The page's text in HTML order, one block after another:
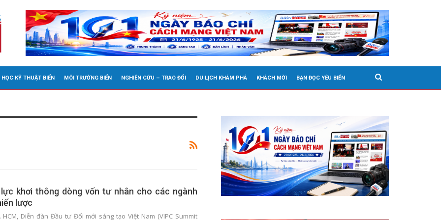
HỌC KỸ THUẬT BIỂN MÔI TRƯỜNG BIỂN NGHIÊN CỨU – TRAO ĐỔI DU LỊCH KHÁM PHÁ KHÁCH MỜI BẠN ĐỌC YÊU BIỂN
khơi thông dòng vốn tư nhân cho các ngành
lược
HCM, Diễn đàn Đầu tư Đổi mới sáng tạo Việt Nam (VIPC Summit